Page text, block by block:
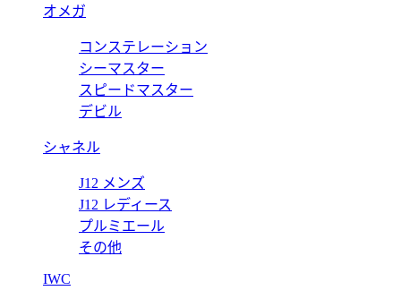
ウォッチ G0A40018
オメガ
コンステレーション
シーマスター
スピードマスター
デビル
シャネル
J12 メンズ
J12 レディース
プルミエール
その他
IWC